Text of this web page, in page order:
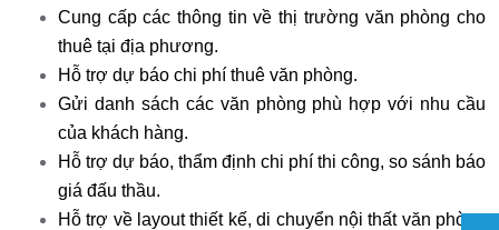
Cung cấp các thông tin về thị trường văn phòng cho
thuê tại địa phương.
Hỗ trợ dự báo chi phí thuê văn phòng.
Gửi danh sách các văn phòng phù hợp với nhu cầu
của khách hàng.
Hỗ trợ dự báo, thẩm định chi phí thi công, so sánh báo
giá đấu thầu.
Hỗ trợ về layout thiết kế, di chuyển nội thất văn phòng